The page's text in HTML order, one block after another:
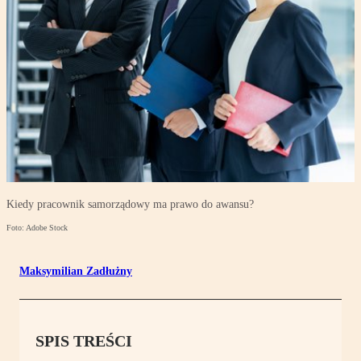
Kiedy pracownik samorządowy ma prawo do awansu?
Foto: Adobe Stock
Maksymilian Zadłużny
SPIS TREŚCI